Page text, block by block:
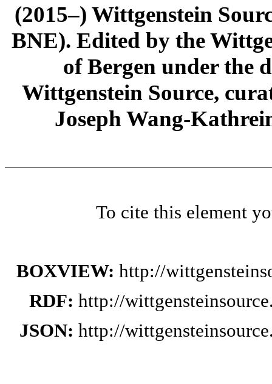
(2015–) Wittgenstein
BNE). Edited by the
of Bergen under the
Wittgenstein Source,
Joseph Wang-
To cite this element
BOXVIEW: http://
RDF: http://
JSON: http://